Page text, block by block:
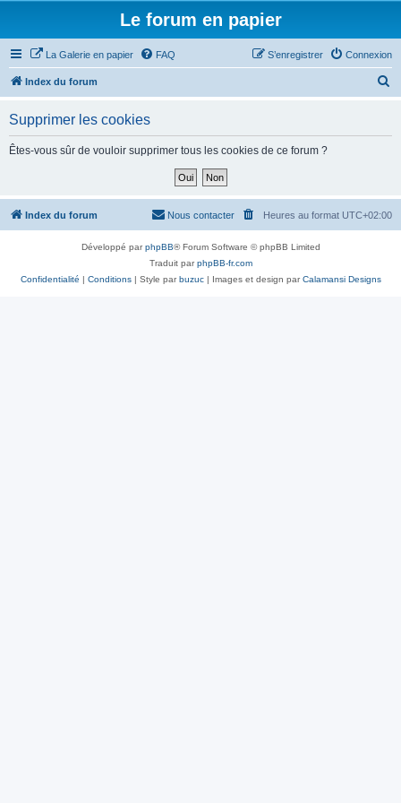
Le forum en papier
La Galerie en papier FAQ Connexion
S’enregistrer
Index du forum
h
Supprimer les cookies
Êtes-vous sûr de vouloir supprimer tous les cookies de ce forum ?
Index du forum Heures au format UTC+02:00
Nous contacter
Développé parphpBB® Forum Software © phpBB Limited
Traduit parphpBB-fr.com
Confidentialité | Conditions| Style parbuzuc| Images et design parCalamansi Designs